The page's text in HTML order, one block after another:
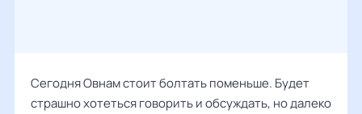
Сегодня Овнам стоит болтать поменьше. Будет
страшно хотеться говорить и обсуждать, но далеко